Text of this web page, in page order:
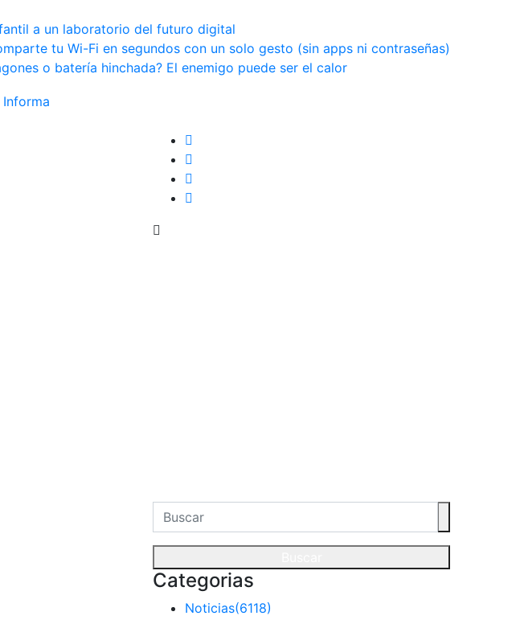
a un laboratorio del futuro digital
tu Wi-Fi en segundos con un solo gesto (sin apps ni contraseñas)
o batería hinchada? El enemigo puede ser el calor
Categorias
Noticias(6118)